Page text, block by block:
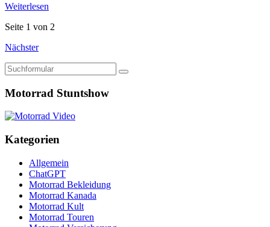
Weiterlesen
Seite 1 von 2
Nächster
Suchen
Motorrad Stuntshow
Kategorien
Allgemein
ChatGPT
Motorrad Bekleidung
Motorrad Kanada
Motorrad Kult
Motorrad Touren